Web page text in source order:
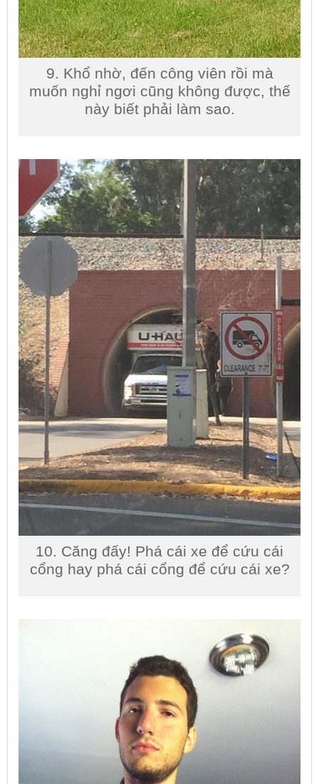
9. Khổ nhờ, đến công viên rồi mà
muốn nghỉ ngơi cũng không được, thế
này biết phải làm sao.
10. Căng đấy! Phá cái xe để cứu cái
cổng hay phá cái cổng để cứu cái xe?